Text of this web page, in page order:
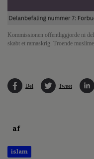
Kommissionen offentliggjorde ni
skabt et ramaskrig. Troende
Del Tweet
af
islam